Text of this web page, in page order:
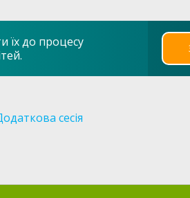
їх до процесу
сесія